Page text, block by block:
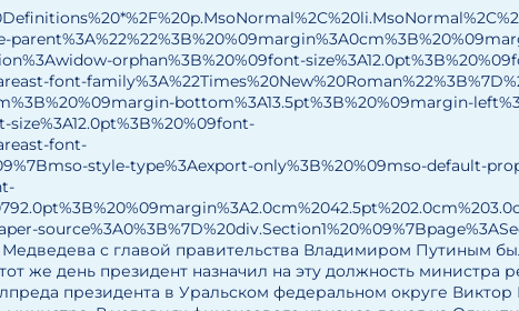
orphan%3B%20%09font-
font-
bottom%3A13.5pt%3B%20%09margin-
font-
style-type%3Aexport-only%3B%20%09mso-default-
с главой правительства Владимиром Путиным
же день президент назначил на эту должность министра
президента в Уральском федеральном округе